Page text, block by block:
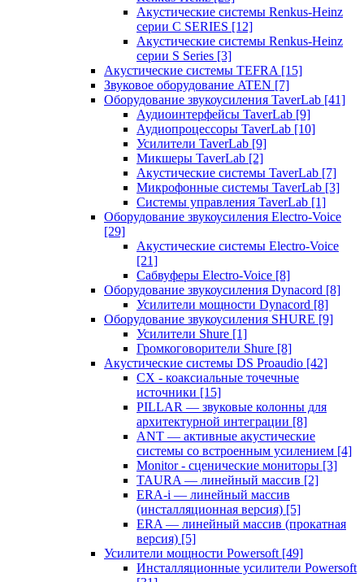
Акустические системы Renkus-Heinz
серии C SERIES [12]
Акустические системы Renkus-Heinz
серии S Series [3]
Акустические системы TEFRA [15]
Звуковое оборудование ATEN [7]
Оборудование звукоусиления TaverLab [41]
Аудиоинтерфейсы TaverLab [9]
Аудиопроцессоры TaverLab [10]
Усилители TaverLab [9]
Микшеры TaverLab [2]
Акустические системы TaverLab [7]
Микрофонные системы TaverLab [3]
Системы управления TaverLab [1]
Оборудование звукоусиления Electro-Voice
[29]
Акустические системы Electro-Voice
[21]
Сабвуферы Electro-Voice [8]
Оборудование звукоусиления Dynacord [8]
Усилители мощности Dynacord [8]
Оборудование звукоусиления SHURE [9]
Усилители Shure [1]
Громкоговорители Shure [8]
Акустические системы DS Proaudio [42]
CX - коаксиальные точечные
источники [15]
PILLAR — звуковые колонны для
архитектурной интеграции [8]
ANT — активные акустические
системы со встроенным усилением [4]
Monitor - сценические мониторы [3]
TAURA — линейный массив [2]
ERA-i — линейный массив
(инсталляционная версия) [5]
ERA — линейный массив (прокатная
версия) [5]
Усилители мощности Powersoft [49]
Инсталляционные усилители Powersoft